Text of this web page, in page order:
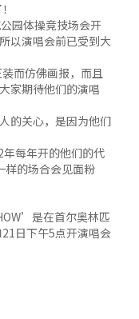
园体操竞技场会开
以演唱会前已受到大
而仿佛画报，而且
家期待他们的演唱
的关心，是因为他们
每年开的他们的代
样的场合会见面粉
是在首尔奥林匹
日下午5点开演唱会